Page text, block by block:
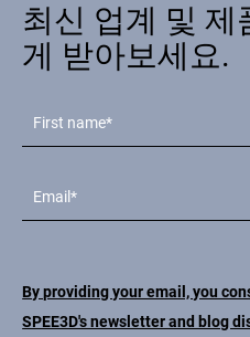
최신 업계 및 제
게 받아보세요.
By providing your email, you
SPEE3D's newsletter and blog